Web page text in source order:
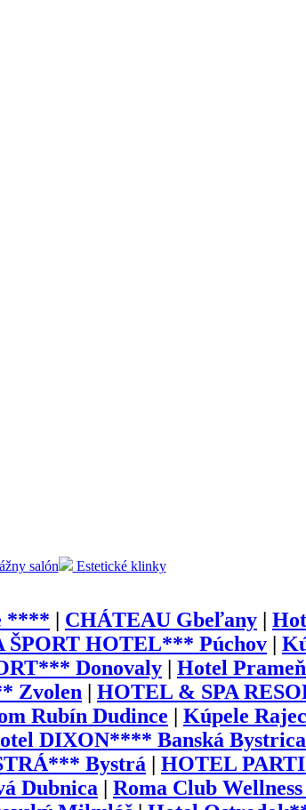
salón
Estetické klinky
**** CHÁTEAU Gbeľany
ŠPORT HOTEL*** Púchov
Donovaly Hotel
Zvolen HOTEL & SPA
Rubín Dudince Kúpele
DIXON**** Banská Bystrica
Bystrá HOTEL
Dubnica Roma Club